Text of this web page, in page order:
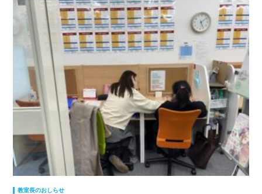
教室長のおしらせ